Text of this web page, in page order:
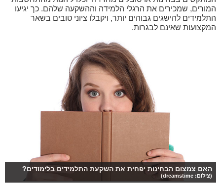
המורים, שמכירים את הרגלי הלמידה וההשקעה שלהם. כך יגיעו
התלמידים להישגים גבוהים יותר, ויקבלו ציוני טובים בשאר
המקצועות שאינם לבגרות.
האם צמצום הבחינות יפחית את השקעת התלמידים בלימודים?
(צילום: dreamstime)